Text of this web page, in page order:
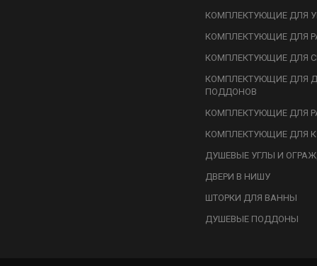
КОМПЛЕКТУЮЩИЕ ДЛЯ
КОМПЛЕКТУЮЩИЕ ДЛЯ
КОМПЛЕКТУЮЩИЕ ДЛЯ
КОМПЛЕКТУЮЩИЕ ДЛЯ
ПОДДОНОВ
КОМПЛЕКТУЮЩИЕ ДЛЯ
КОМПЛЕКТУЮЩИЕ ДЛЯ
ДУШЕВЫЕ УГЛЫ И
ДВЕРИ В НИШУ
ШТОРКИ ДЛЯ ВАННЫ
ДУШЕВЫЕ ПОДДОНЫ